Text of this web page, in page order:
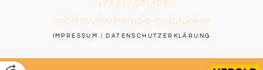
+43 512 561428
info@psychotherapie-innsbruck.at
IMPRESSUM DATENSCHUTZERKLÄRUNG